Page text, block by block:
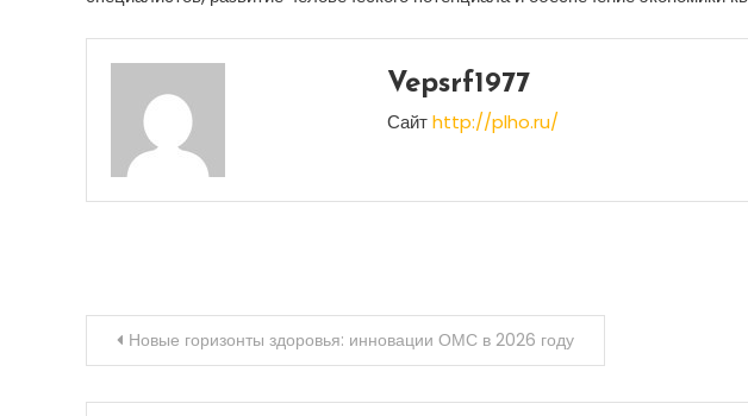
Vepsrf1977
Сайт http://plho.ru/
Навигация
по
Новые горизонты здоровья: инновации ОМС в 2026 году